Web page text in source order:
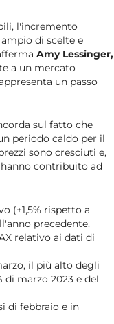
l'incremento
di scelte e
Amy Lessinger,
a un mercato
un passo
sul fatto che
periodo caldo per il
sono cresciuti e,
contribuito ad
(+1,5% rispetto a
precedente.
relativo ai dati di
il più alto degli
marzo 2023 e del
di febbraio e in